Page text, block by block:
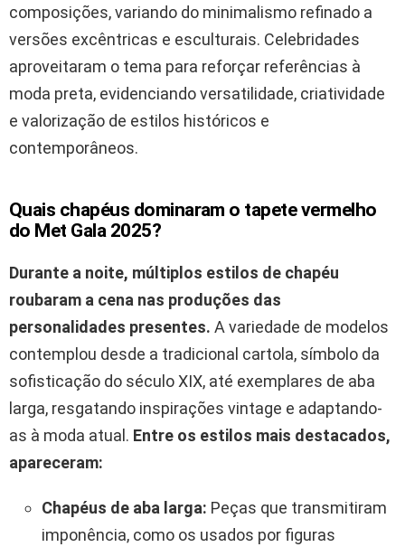
composições, variando do minimalismo refinado a
versões excêntricas e esculturais. Celebridades
aproveitaram o tema para reforçar referências à
moda preta, evidenciando versatilidade, criatividade
e valorização de estilos históricos e
contemporâneos.
Quais chapéus dominaram o tapete vermelho
do Met Gala 2025?
Durante a noite, múltiplos estilos de chapéu
roubaram a cena nas produções das
personalidades presentes. A variedade de modelos
contemplou desde a tradicional cartola, símbolo da
sofisticação do século XIX, até exemplares de aba
larga, resgatando inspirações vintage e adaptando-
as à moda atual. Entre os estilos mais destacados,
apareceram:
Chapéus de aba larga: Peças que transmitiram
imponência, como os usados por figuras